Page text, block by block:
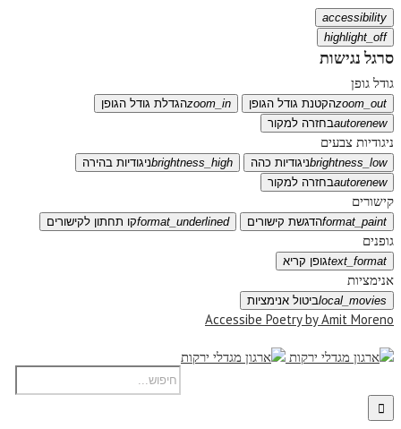
accessibility
highlight_off
סרגל נגישות
גודל גופן
zoom_outהקטנת גודל הגופן zoom_inהגדלת גודל הגופן
autorenewבחזרה למקור
ניגודיות צבעים
brightness_lowניגודיות כהה brightness_highניגודיות בהירה
autorenewבחזרה למקור
קישורים
format_paintהדגשת קישורים format_underlinedקו תחתון לקישורים
גופנים
text_formatגופן קריא
אנימציות
local_moviesביטול אנימציות
Accessibe Poetry by Amit Moreno